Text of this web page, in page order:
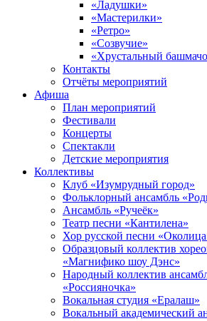
«Ладушки»
«Мастерилки»
«Ретро»
«Созвучие»
«Хрустальный
Контакты
Отчёты мероприятий
Афиша
План мероприятий
Фестивали
Концерты
Спектакли
Детские мероприятия
Коллективы
Клуб «Изумрудный город»
Фольклорный ансамбль
Ансамбль «Ручеёк»
Театр песни «Кантилена»
Хор русской песни
Образцовый коллектив
«Магнифико шоу Дэнс»
Народный коллектив
«Россияночка»
Вокальная студия «Ералаш»
Вокальный академический